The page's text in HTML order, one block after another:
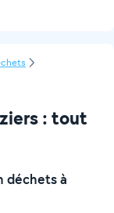
: tout
déchets à